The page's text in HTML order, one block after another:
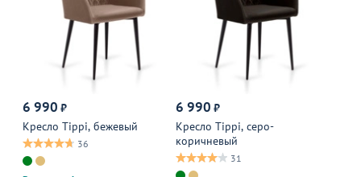
6 990 ₽
Кресло Tippi, бежевый
36
6 990 ₽
Кресло Tippi, серо-
коричневый
31